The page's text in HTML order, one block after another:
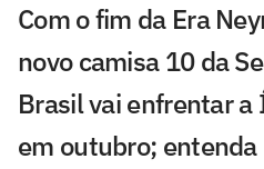
Com o fim da Era
novo camisa 10 da
Brasil vai enfrentar
em outubro; entenda